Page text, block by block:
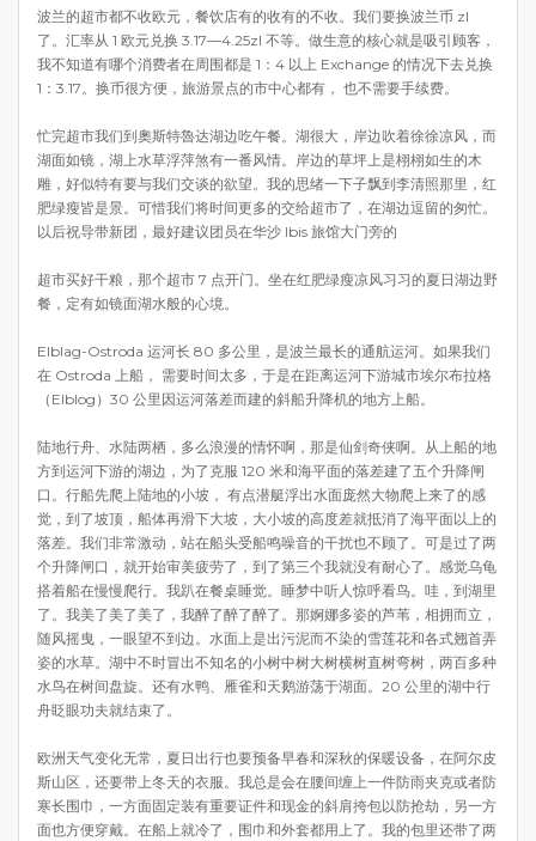
波兰的超市都不收欧元，餐饮店有的收有的不收。我们要换波兰币 zl
了。汇率从 1 欧元兑换 3.17—4.25zl 不等。做生意的核心就是吸引顾客，
我不知道有哪个消费者在周围都是 1：4 以上 Exchange 的情况下去兑换
1：3.17。换币很方便，旅游景点的市中心都有， 也不需要手续费。
忙完超市我们到奧斯特魯达湖边吃午餐。湖很大，岸边吹着徐徐凉风，而
湖面如镜，湖上水草浮萍煞有一番风情。岸边的草坪上是栩栩如生的木
雕，好似特有要与我们交谈的欲望。我的思绪一下子飘到李清照那里，红
肥绿瘦皆是景。可惜我们将时间更多的交给超市了，在湖边逗留的匆忙。
以后祝导带新团，最好建议团员在华沙 Ibis 旅馆大门旁的
超市买好干粮，那个超市 7 点开门。坐在红肥绿瘦凉风习习的夏日湖边野
餐，定有如镜面湖水般的心境。
Elblag-Ostroda 运河长 80 多公里，是波兰最长的通航运河。如果我们
在 Ostroda 上船， 需要时间太多，于是在距离运河下游城市埃尔布拉格
（Elblog）30 公里因运河落差而建的斜船升降机的地方上船。
陆地行舟、水陆两栖，多么浪漫的情怀啊，那是仙剑奇侠啊。从上船的地
方到运河下游的湖边，为了克服 120 米和海平面的落差建了五个升降闸
口。行船先爬上陆地的小坡， 有点潜艇浮出水面庞然大物爬上来了的感
觉，到了坡顶，船体再滑下大坡，大小坡的高度差就抵消了海平面以上的
落差。我们非常激动，站在船头受船鸣噪音的干扰也不顾了。可是过了两
个升降闸口，就开始审美疲劳了，到了第三个我就没有耐心了。感觉乌龟
搭着船在慢慢爬行。我趴在餐桌睡觉。睡梦中听人惊呼看鸟。哇，到湖里
了。我美了美了美了，我醉了醉了醉了。那婀娜多姿的芦苇，相拥而立，
随风摇曳，一眼望不到边。水面上是出污泥而不染的雪莲花和各式翘首弄
姿的水草。湖中不时冒出不知名的小树中树大树横树直树弯树，两百多种
水鸟在树间盘旋。还有水鸭、雁雀和天鹅游荡于湖面。20 公里的湖中行
舟眨眼功夫就结束了。
欧洲天气变化无常，夏日出行也要预备早春和深秋的保暖设备，在阿尔皮
斯山区，还要带上冬天的衣服。我总是会在腰间缠上一件防雨夹克或者防
寒长围巾，一方面固定装有重要证件和现金的斜肩挎包以防抢劫，另一方
面也方便穿戴。在船上就冷了，围巾和外套都用上了。我的包里还带了两